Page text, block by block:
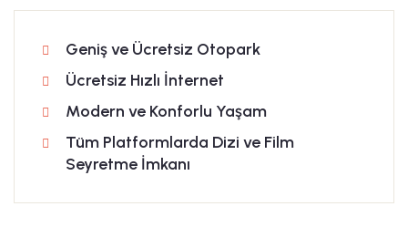
Geniş ve Ücretsiz Otopark
Ücretsiz Hızlı İnternet
Modern ve Konforlu Yaşam
Tüm Platformlarda Dizi ve Film
Seyretme İmkanı